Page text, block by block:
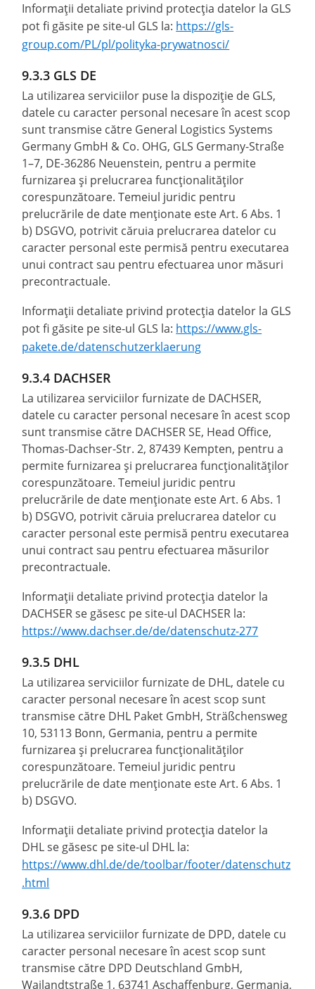
Informații detaliate privind protecția datelor la GLS
pot fi găsite pe site-ul GLS la: https://gls-
group.com/PL/pl/polityka-prywatnosci/
9.3.3 GLS DE
La utilizarea serviciilor puse la dispoziție de GLS,
datele cu caracter personal necesare în acest scop
sunt transmise către General Logistics Systems
Germany GmbH & Co. OHG, GLS Germany-Straße
1–7, DE-36286 Neuenstein, pentru a permite
furnizarea și prelucrarea funcționalităților
corespunzătoare. Temeiul juridic pentru
prelucrările de date menționate este Art. 6 Abs. 1
b) DSGVO, potrivit căruia prelucrarea datelor cu
caracter personal este permisă pentru executarea
unui contract sau pentru efectuarea unor măsuri
precontractuale.
Informații detaliate privind protecția datelor la GLS
pot fi găsite pe site-ul GLS la: https://www.gls-
pakete.de/datenschutzerklaerung
9.3.4 DACHSER
La utilizarea serviciilor furnizate de DACHSER,
datele cu caracter personal necesare în acest scop
sunt transmise către DACHSER SE, Head Office,
Thomas-Dachser-Str. 2, 87439 Kempten, pentru a
permite furnizarea și prelucrarea funcționalităților
corespunzătoare. Temeiul juridic pentru
prelucrările de date menționate este Art. 6 Abs. 1
b) DSGVO, potrivit căruia prelucrarea datelor cu
caracter personal este permisă pentru executarea
unui contract sau pentru efectuarea măsurilor
precontractuale.
Informații detaliate privind protecția datelor la
DACHSER se găsesc pe site-ul DACHSER la:
https://www.dachser.de/de/datenschutz-277
9.3.5 DHL
La utilizarea serviciilor furnizate de DHL, datele cu
caracter personal necesare în acest scop sunt
transmise către DHL Paket GmbH, Sträßchensweg
10, 53113 Bonn, Germania, pentru a permite
furnizarea și prelucrarea funcționalităților
corespunzătoare. Temeiul juridic pentru
prelucrările de date menționate este Art. 6 Abs. 1
b) DSGVO.
Informații detaliate privind protecția datelor la
DHL se găsesc pe site-ul DHL la:
https://www.dhl.de/de/toolbar/footer/datenschutz
.html
9.3.6 DPD
La utilizarea serviciilor furnizate de DPD, datele cu
caracter personal necesare în acest scop sunt
transmise către DPD Deutschland GmbH,
Wailandtstraße 1, 63741 Aschaffenburg, Germania,